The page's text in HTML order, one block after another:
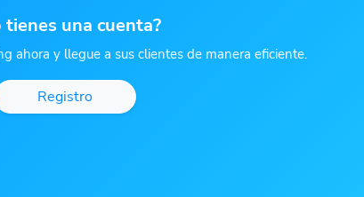
tienes una cuenta?
ahora y llegue a sus clientes de manera eficiente.
Registro